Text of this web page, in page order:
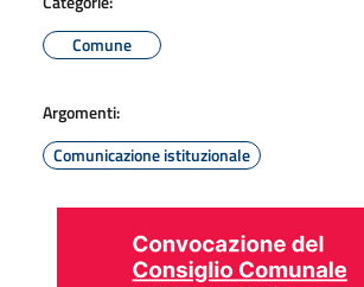
Comune
Argomenti:
Comunicazione istituzionale